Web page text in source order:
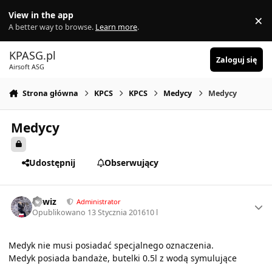
View in the app
A better way to browse. Learn more. ×
KPASG.pl
Airsoft ASG
Zaloguj się
Strona główna KPCS KPCS Medycy Medycy
Medycy
Udostępnij Obserwujący
sirwiz Administrator
Opublikowano 13 Stycznia 201610 l
Medyk nie musi posiadać specjalnego oznaczenia.
Medyk posiada bandaże, butelki 0.5l z wodą symulujące